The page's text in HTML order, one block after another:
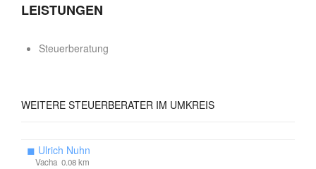
LEISTUNGEN
Steuerberatung
WEITERE STEUERBERATER IM UMKREIS
◼ Ulrich Nuhn
Vacha 0.08 km